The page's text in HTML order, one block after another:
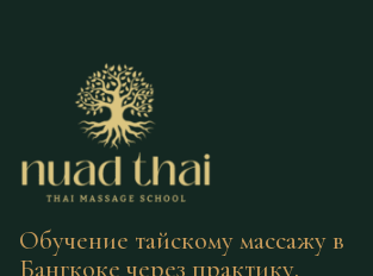
practice simple, safe and useful."
INTERNATIONAL STUDENT